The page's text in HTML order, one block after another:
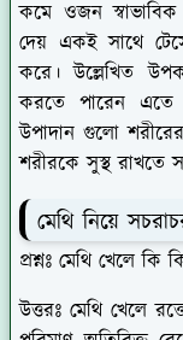
কমে ওজন
দেয় একই সাথে
করে। উল্লেখিত
করতে পারেন এতে
উপাদান গুলো
শরীরকে সুস্থ রাখতে
মেথি নিয়ে
প্রশ্নঃ মেথি খেলে কি
উত্তরঃ মেথি খেলে